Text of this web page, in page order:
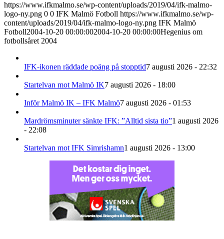
https://www.ifkmalmo.se/wp-content/uploads/2019/04/ifk-malmo-
logo-ny.png 0 0 IFK Malmö Fotboll https://www.ifkmalmo.se/wp-
content/uploads/2019/04/ifk-malmo-logo-ny.png IFK Malmö
Fotboll2004-10-20 00:00:002004-10-20 00:00:00Hegenius om
fotbollsåret 2004
IFK-ikonen räddade poäng på stopptid7 augusti 2026 - 22:32
Startelvan mot Malmö IK7 augusti 2026 - 18:00
Inför Malmö IK – IFK Malmö7 augusti 2026 - 01:53
Mardrömsminuter sänkte IFK: ”Alltid sista tio”1 augusti 2026
- 22:08
Startelvan mot IFK Simrishamn1 augusti 2026 - 13:00